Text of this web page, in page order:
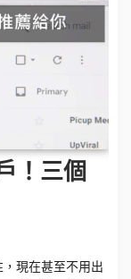
！三個
現在甚至不用出